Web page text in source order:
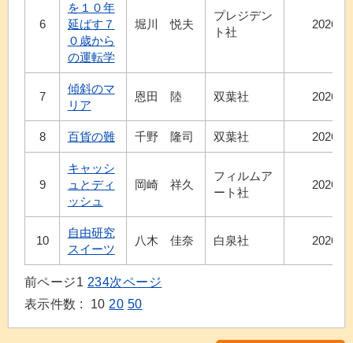
6
を１０年
延ばす７
０歳から
の運転学
堀川 悦夫
プレジデン
ト社
2026.6
7
傾斜のマ
リア
恩田 陸 双葉社 2026.7
8 百貨の難 千野 隆司 双葉社 2026.7
9
キャッシ
ュとディ
ッシュ
岡崎 祥久
フィルムア
ート社
2026.6
10
自由研究
スイーツ
八木 佳奈 白泉社 2026.7
前ページ1 234次ページ
表示件数 : 10 20 50